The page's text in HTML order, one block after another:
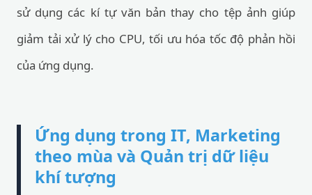
sử dụng các kí tự văn bản thay cho tệp ảnh giúp
giảm tải xử lý cho CPU, tối ưu hóa tốc độ phản hồi
của ứng dụng.
Ứng dụng trong IT, Marketing
theo mùa và Quản trị dữ liệu
khí tượng